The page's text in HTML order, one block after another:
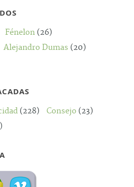
Fénelon (26)
Alejandro Dumas (20)
(228) Consejo (23)